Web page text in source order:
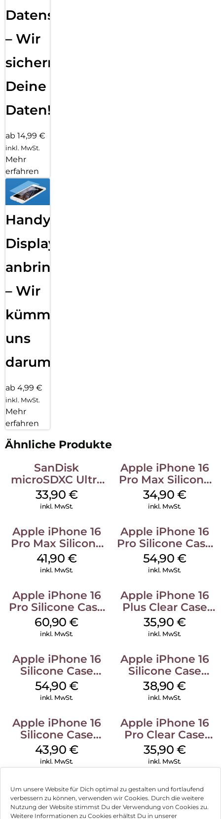
Um unsere Website für Dich optimal zu gestalten und fortlaufend
verbessern zu können, verwenden wir Cookies. Durch die weitere
Nutzung der Website stimmst Du der Verwendung von Cookies zu.
Weitere Informationen zu Cookies erhältst Du in unserer
Datensicherung
– Wir
sichern
Deine
Daten!
ab 14,99 €
inkl. MwSt.
Mehr
erfahren
Handy
Displayfolie
anbringen
– Wir
kümmern
uns
darum!
ab 4,99 €
inkl. MwSt.
Mehr
erfahren
Ähnliche Produkte
SanDisk
microSDXC Ultra
128 GB + Adapter
Mobile
33,90 €
inkl. MwSt.
Apple iPhone 16
Pro Max Silicone
Case MagSafe
Denim
34,90 €
inkl. MwSt.
Apple iPhone 16
Pro Max Silicone
Case MagSafe
Ultramarine
41,90 €
inkl. MwSt.
Apple iPhone 16
Pro Silicone Case
MagSafe Black
54,90 €
inkl. MwSt.
Apple iPhone 16
Pro Silicone Case
MagSafe Stone
Gray
60,90€
inkl. MwSt.
Apple iPhone 16
Plus Clear Case
MagSafe
Transparent
35,90 €
inkl. MwSt.
Apple iPhone 16
Silicone Case
MagSafe Black
54,90 €
inkl. MwSt.
Apple iPhone 16
Silicone Case
MagSafe
Ultramarine
38,90€
inkl. MwSt.
Apple iPhone 16
Silicone Case
MagSafe Plum
43,90 €
inkl. MwSt.
Apple iPhone 16
Pro Clear Case
MagSafe
Transparent
35,90 €
inkl. MwSt.
Impressum